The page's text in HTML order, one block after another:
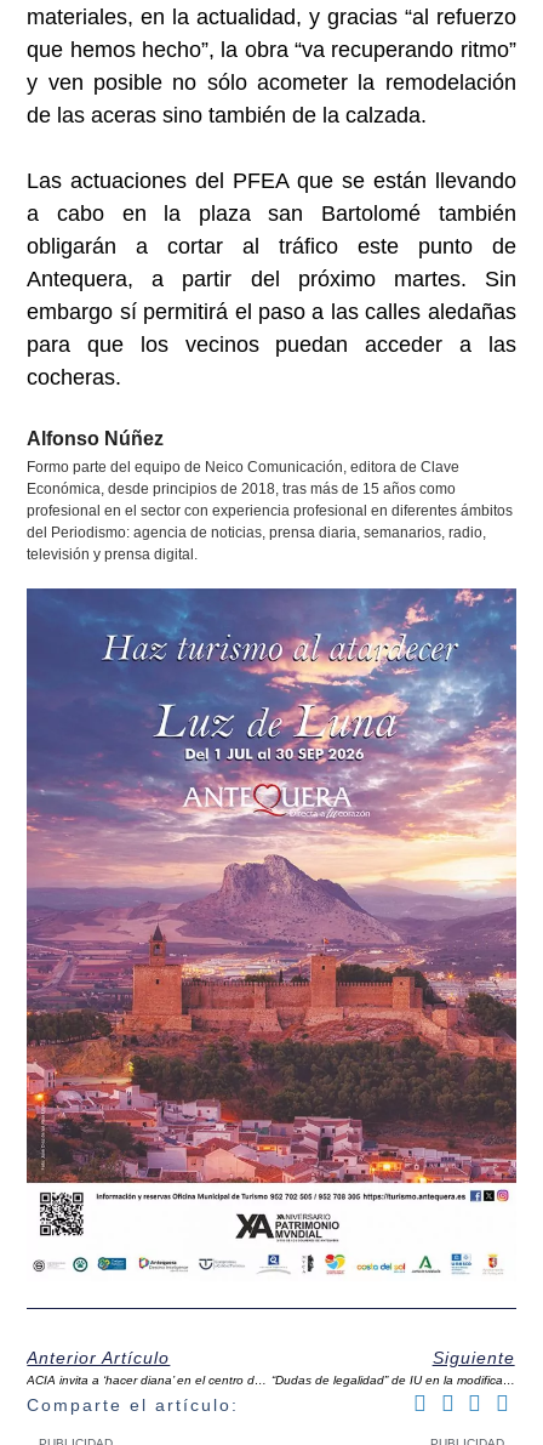
materiales, en la actualidad, y gracias “al refuerzo
que hemos hecho”, la obra “va recuperando ritmo”
y ven posible no sólo acometer la remodelación
de las aceras sino también de la calzada.
Las actuaciones del PFEA que se están llevando
a cabo en la plaza san Bartolomé también
obligarán a cortar al tráfico este punto de
Antequera, a partir del próximo martes. Sin
embargo sí permitirá el paso a las calles aledañas
para que los vecinos puedan acceder a las
cocheras.
Alfonso Núñez
Formo parte del equipo de Neico Comunicación, editora de Clave
Económica, desde principios de 2018, tras más de 15 años como
profesional en el sector con experiencia profesional en diferentes ámbitos
del Periodismo: agencia de noticias, prensa diaria, semanarios, radio,
televisión y prensa digital.
Anterior Artículo
ACIA invita a ‘hacer diana’ en el centro del comercio de Antequera
Siguiente
“Dudas de legalidad” de IU en la modificación de los convenios del personal municipal de Antequera
Comparte el artículo: